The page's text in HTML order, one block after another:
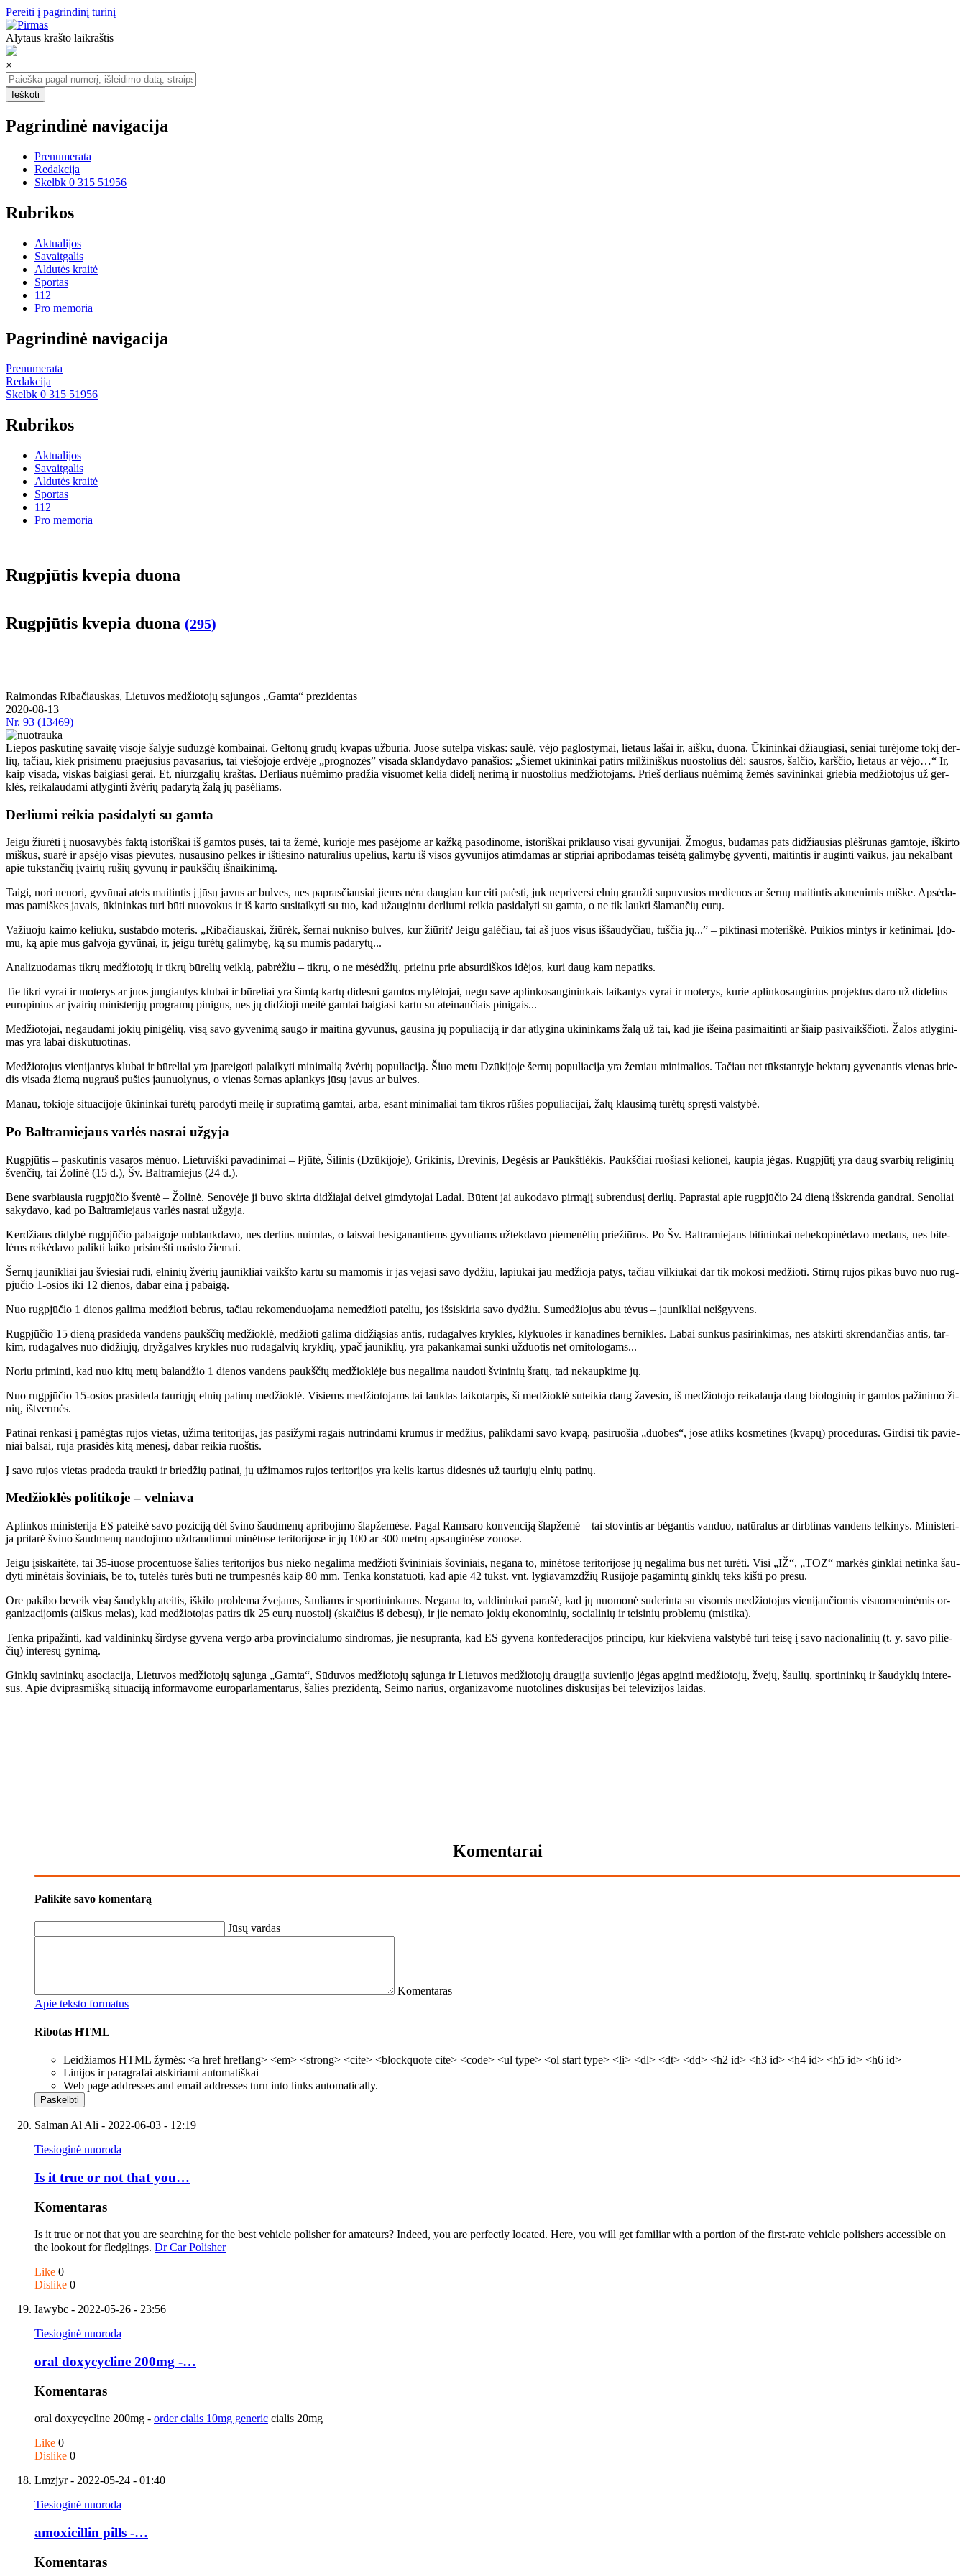
Pereiti į pagrindinį turinį
Alytaus krašto laikraštis
×
Pagrindinė navigacija
Prenumerata
Redakcija
Skelbk 0 315 51956
Rubrikos
Aktualijos
Savaitgalis
Aldutės kraitė
Sportas
112
Pro memoria
Pagrindinė navigacija
Prenumerata
Redakcija
Skelbk 0 315 51956
Rubrikos
Aktualijos
Savaitgalis
Aldutės kraitė
Sportas
112
Pro memoria
Rug­pjū­tis kve­pia duo­na
Rug­pjū­tis kve­pia duo­na (295)
Rai­mon­das Ri­ba­čiaus­kas, Lie­tu­vos me­džio­to­jų są­jun­gos „Gam­ta“ pre­zi­den­tas
2020-08-13
Nr. 93 (13469)
Lie­pos pas­ku­ti­nę sa­vai­tę vi­so­je ša­ly­je su­dūz­gė kom­bai­nai. Gel­to­nų grū­dų kva­pas už­bu­ria. Juo­se su­tel­pa vis­kas: sau­lė, vė­jo pa­glos­ty­mai, lie­taus la­šai ir, aiš­ku, duo­na. Ūki­nin­kai džiau­gia­si, se­niai tu­rė­jo­me to­kį der­
lių, ta­čiau, kiek pri­si­me­nu pra­ėju­sius pa­va­sa­rius, tai vie­šo­jo­je erd­vė­je „prog­no­zės” vi­sa­da sklan­dy­da­vo pa­na­šios: „Šie­met ūki­nin­kai pa­tirs mil­ži­niš­kus nuos­to­lius dėl: saus­ros, šal­čio, karš­čio, lie­taus ar vė­jo…“ Ir,
kaip vi­sa­da, vis­kas bai­gia­si ge­rai. Et, niurz­ga­lių kraš­tas. Der­liaus nu­ė­mi­mo pra­džia vi­suo­met ke­lia di­de­lį ne­ri­mą ir nuos­to­lius me­džio­to­jams. Prieš der­liaus nu­ė­mi­mą že­mės sa­vi­nin­kai grie­bia me­džio­to­jus už ger­
klės, rei­ka­lau­da­mi at­ly­gin­ti žvė­rių pa­da­ry­tą ža­lą jų pa­sė­liams.
Derliu­mi rei­kia pa­si­da­ly­ti su gam­ta
Jei­gu žiū­rė­ti į nuo­sa­vy­bės fak­tą is­to­riš­kai iš gam­tos pu­sės, tai ta že­mė, ku­rio­je mes pa­sė­jo­me ar kaž­ką pa­so­di­no­me, is­to­riš­kai pri­klau­so vi­sai gy­vū­ni­jai. Žmo­gus, bū­da­mas pats di­džiau­sias plėš­rū­nas gam­to­je, iš­kir­to
miš­kus, su­arė ir ap­sė­jo vi­sas pie­vu­tes, nu­sau­si­no pel­kes ir iš­tie­si­no na­tū­ra­lius upe­lius, kar­tu iš vi­sos gy­vū­ni­jos at­im­da­mas ar stip­riai ap­ri­bo­da­mas tei­sė­tą ga­li­my­bę gy­ven­ti, mai­tin­tis ir au­gin­ti vai­kus, jau ne­kal­bant
apie tūks­tan­čių įvai­rių rū­šių gy­vū­nų ir paukš­čių iš­nai­ki­ni­mą.
Tai­gi, no­ri ne­no­ri, gy­vū­nai at­eis mai­tin­tis į jū­sų ja­vus ar bul­ves, nes pa­pras­čiau­siai jiems nė­ra dau­giau kur ei­ti pa­ės­ti, juk ne­pri­ver­si el­nių grauž­ti su­pu­vu­sios me­die­nos ar šer­nų mai­tin­tis ak­me­ni­mis miš­ke. Ap­sė­da­
mas pa­miš­kes ja­vais, ūki­nin­kas tu­ri bū­ti nuo­vo­kus ir iš kar­to su­si­tai­ky­ti su tuo, kad už­au­gin­tu der­liu­mi rei­kia pa­si­da­ly­ti su gam­ta, o ne tik lauk­ti šla­man­čių eu­rų.
Va­žiuo­ju kai­mo ke­liu­ku, su­stab­do mo­te­ris. „Ri­ba­čiaus­kai, žiū­rėk, šer­nai nu­kni­so bul­ves, kur žiū­rit? Jei­gu ga­lė­čiau, tai aš juos vi­sus iš­šau­dy­čiau, tuš­čia jų...” – pik­ti­na­si mo­te­riš­kė. Pui­kios min­tys ir ke­ti­ni­mai. Įdo­
mu, ką apie mus gal­vo­ja gy­vū­nai, ir, jei­gu tu­rė­tų ga­li­my­bę, ką su mu­mis pa­da­ry­tų...
Ana­li­zuo­da­mas tik­rų me­džio­to­jų ir tik­rų bū­re­lių veik­lą, pa­brė­žiu – tik­rų, o ne mė­sė­džių, pri­ei­nu prie ab­sur­diš­kos idė­jos, ku­ri daug kam ne­pa­tiks.
Tie tik­ri vy­rai ir mo­te­rys ar juos jun­gian­tys klu­bai ir bū­re­liai yra šim­tą kar­tų di­des­ni gam­tos my­lė­to­jai, ne­gu sa­ve ap­lin­ko­sau­gi­nin­kais lai­kan­tys vy­rai ir mo­te­rys, ku­rie ap­lin­ko­sau­gi­nius pro­jek­tus da­ro už di­de­lius
eu­ro­pi­nius ar įvai­rių mi­nis­te­ri­jų pro­gra­mų pi­ni­gus, nes jų di­džio­ji mei­lė gam­tai bai­gia­si kar­tu su at­ei­nan­čiais pi­ni­gais...
Me­džio­to­jai, ne­gau­da­mi jo­kių pi­ni­gė­lių, vi­są sa­vo gy­ve­ni­mą sau­go ir mai­ti­na gy­vū­nus, gau­si­na jų po­pu­lia­ci­ją ir dar at­ly­gi­na ūki­nin­kams ža­lą už tai, kad jie iš­ei­na pa­si­mai­tin­ti ar šiaip pa­si­vaikš­čio­ti. Ža­los at­ly­gi­ni­
mas yra la­bai dis­ku­tuo­ti­nas.
Me­džio­to­jus vie­ni­jan­tys klu­bai ir bū­re­liai yra įpa­rei­go­ti pa­lai­ky­ti mi­ni­ma­lią žvė­rių po­pu­lia­ci­ją. Šiuo me­tu Dzū­ki­jo­je šer­nų po­pu­lia­ci­ja yra že­miau mi­ni­ma­lios. Ta­čiau net tūks­tan­ty­je hek­ta­rų gy­ve­nan­tis vie­nas brie­
dis vi­sa­da žie­mą nu­grauš pu­šies jau­nuo­ly­nus, o vie­nas šer­nas ap­lan­kys jū­sų ja­vus ar bul­ves.
Ma­nau, to­kio­je si­tu­a­ci­jo­je ūki­nin­kai tu­rė­tų pa­ro­dy­ti mei­lę ir su­pra­ti­mą gam­tai, ar­ba, esant mi­ni­ma­liai tam tik­ros rū­šies po­pu­lia­ci­jai, ža­lų klau­si­mą tu­rė­tų spręs­ti vals­ty­bė.
Po Bal­tra­mie­jaus var­lės nas­rai už­gy­ja
Rug­pjū­tis – pas­ku­ti­nis va­sa­ros mė­nuo. Lie­tu­viš­ki pa­va­di­ni­mai – Pjū­tė, Ši­li­nis (Dzū­ki­jo­je), Gri­ki­nis, Dre­vi­nis, De­gė­sis ar Paukšt­lė­kis. Paukš­čiai ruo­šia­si ke­lio­nei, kau­pia jė­gas. Rug­pjū­tį yra daug svar­bių re­li­gi­nių
šven­čių, tai Žo­li­nė (15 d.), Šv. Bal­tra­mie­jus (24 d.).
Be­ne svar­biau­sia rug­pjū­čio šven­tė – Žo­li­nė. Se­no­vė­je ji bu­vo skir­ta di­džia­jai dei­vei gim­dy­to­jai La­dai. Bū­tent jai au­ko­da­vo pir­mą­jį su­bren­du­sį der­lių. Pa­pras­tai apie rug­pjū­čio 24 die­ną iš­skren­da gan­drai. Se­no­liai
sa­ky­da­vo, kad po Bal­tra­mie­jaus var­lės nas­rai už­gy­ja.
Ker­džiaus di­dy­bė rug­pjū­čio pa­bai­go­je nu­blank­da­vo, nes der­lius nuim­tas, o lais­vai be­si­ga­nan­tiems gy­vu­liams už­tek­da­vo pie­me­nė­lių prie­žiū­ros. Po Šv. Bal­tra­mie­jaus bi­ti­nin­kai ne­be­ko­pi­nė­da­vo me­daus, nes bi­te­
lėms rei­kė­da­vo pa­lik­ti lai­ko pri­si­neš­ti mais­to žie­mai.
Šer­nų jau­nik­liai jau švie­siai ru­di, el­ni­nių žvė­rių jau­nik­liai vaikš­to kar­tu su ma­mo­mis ir jas ve­ja­si sa­vo dy­džiu, la­piu­kai jau me­džio­ja pa­tys, ta­čiau vil­kiu­kai dar tik mo­ko­si me­džio­ti. Stir­nų ru­jos pi­kas bu­vo nuo rug­
pjū­čio 1-osios iki 12 die­nos, da­bar ei­na į pa­bai­gą.
Nuo rug­pjū­čio 1 die­nos ga­li­ma me­džio­ti beb­rus, ta­čiau re­ko­men­duo­ja­ma ne­me­džio­ti pa­te­lių, jos iš­si­ski­ria sa­vo dy­džiu. Su­me­džio­jus abu tė­vus – jau­nik­liai ne­iš­gy­vens.
Rug­pjū­čio 15 die­ną pra­si­de­da van­dens paukš­čių me­džiok­lė, me­džio­ti ga­li­ma di­dži­ą­sias an­tis, ru­da­gal­ves kryk­les, kly­kuo­les ir ka­na­di­nes ber­nik­les. La­bai sun­kus pa­si­rin­ki­mas, nes at­skir­ti skren­dan­čias an­tis, tar­
kim, ru­da­gal­ves nuo di­džių­jų, dryž­gal­ves kryk­les nuo ru­da­gal­vių kryk­lių, ypač jau­nik­lių, yra pa­kan­ka­mai sun­ki už­duo­tis net or­ni­to­lo­gams...
No­riu pri­min­ti, kad nuo ki­tų me­tų ba­lan­džio 1 die­nos van­dens paukš­čių me­džiok­lė­je bus ne­ga­li­ma nau­do­ti švi­ni­nių šra­tų, tad ne­kaup­ki­me jų.
Nuo rug­pjū­čio 15-osios pra­si­de­da tau­rių­jų el­nių pa­ti­nų me­džiok­lė. Vi­siems me­džio­to­jams tai lauk­tas lai­ko­tar­pis, ši me­džiok­lė su­tei­kia daug ža­ve­sio, iš me­džio­to­jo rei­ka­lau­ja daug bio­lo­gi­nių ir gam­tos pa­ži­ni­mo ži­
nių, iš­tver­mės.
Pa­ti­nai ren­ka­si į pa­mėg­tas ru­jos vie­tas, už­ima te­ri­to­ri­jas, jas pa­si­žy­mi ra­gais nu­trin­da­mi krū­mus ir me­džius, pa­lik­da­mi sa­vo kva­pą, pa­si­ruo­šia „duo­bes“, jo­se at­liks kos­me­ti­nes (kva­pų) pro­ce­dū­ras. Gir­di­si tik pa­vie­
niai bal­sai, ru­ja pra­si­dės ki­tą mė­ne­sį, da­bar rei­kia ruoš­tis.
Į sa­vo ru­jos vie­tas pra­de­da trauk­ti ir brie­džių pa­ti­nai, jų už­ima­mos ru­jos te­ri­to­ri­jos yra ke­lis kar­tus di­des­nės už tau­rių­jų el­nių pa­ti­nų.
Me­džiok­lės po­li­ti­ko­je – vel­nia­va
Ap­lin­kos mi­nis­te­ri­ja ES pa­tei­kė sa­vo po­zi­ci­ją dėl švi­no šaud­me­nų ap­ri­bo­ji­mo šlap­že­mė­se. Pa­gal Ram­sa­ro kon­ven­ci­ją šlap­že­mė – tai sto­vin­tis ar bė­gan­tis van­duo, na­tū­ra­lus ar dirb­ti­nas van­dens tel­ki­nys. Mi­nis­te­ri­
ja pri­ta­rė švi­no šaud­me­nų nau­do­ji­mo už­drau­di­mui mi­nė­to­se te­ri­to­ri­jo­se ir jų 100 ar 300 met­rų ap­sau­gi­nė­se zo­no­se.
Jei­gu įsi­skai­tė­te, tai 35-iuo­se pro­cen­tuo­se ša­lies te­ri­to­ri­jos bus nie­ko ne­ga­li­ma me­džio­ti švi­ni­niais šo­vi­niais, ne­ga­na to, mi­nė­to­se te­ri­to­ri­jo­se jų ne­ga­li­ma bus net tu­rė­ti. Vi­si „IŽ“, „TOZ“ mar­kės gin­klai ne­tin­ka šau­
dy­ti mi­nė­tais šo­vi­niais, be to, tū­te­lės tu­rės bū­ti ne trum­pes­nės kaip 80 mm. Ten­ka kon­sta­tuo­ti, kad apie 42 tūkst. vnt. ly­gia­vamz­džių Ru­si­jo­je pa­ga­min­tų gin­klų teks kiš­ti po pre­su.
Ore pa­ki­bo be­veik vi­sų šau­dyk­lų at­ei­tis, iš­ki­lo pro­ble­ma žve­jams, šau­liams ir spor­ti­nin­kams. Ne­ga­na to, val­di­nin­kai pa­ra­šė, kad jų nuo­mo­nė su­de­rin­ta su vi­so­mis me­džio­to­jus vie­ni­jan­čio­mis vi­suo­me­ni­nė­mis or­
ga­ni­za­ci­jo­mis (aiš­kus me­las), kad me­džio­to­jas pa­tirs tik 25 eu­rų nuos­to­lį (skai­čius iš de­be­sų), ir jie ne­ma­to jo­kių eko­no­mi­nių, so­cia­li­nių ir tei­si­nių pro­ble­mų (mis­ti­ka).
Ten­ka pri­pa­žin­ti, kad val­di­nin­kų šir­dy­se gy­ve­na ver­go ar­ba pro­vin­cia­lu­mo sin­dro­mas, jie ne­su­pran­ta, kad ES gy­ve­na kon­fe­de­ra­ci­jos prin­ci­pu, kur kiek­vie­na vals­ty­bė tu­ri tei­sę į sa­vo na­cio­na­li­nių (t. y. sa­vo pi­lie­
čių) in­te­re­sų gy­ni­mą.
Gin­klų sa­vi­nin­kų aso­cia­ci­ja, Lie­tu­vos me­džio­to­jų są­jun­ga „Gam­ta“, Sū­du­vos me­džio­to­jų są­jun­ga ir Lie­tu­vos me­džio­to­jų drau­gi­ja su­vie­ni­jo jė­gas ap­gin­ti me­džio­to­jų, žve­jų, šau­lių, spor­ti­nin­kų ir šau­dyk­lų in­te­re­
sus. Apie dvi­pras­miš­ką si­tu­a­ci­ją in­for­ma­vo­me eu­ro­par­la­men­ta­rus, ša­lies pre­zi­den­tą, Sei­mo na­rius, or­ga­ni­za­vo­me nuo­to­li­nes dis­ku­si­jas bei te­le­vi­zi­jos lai­das.
Komentarai
Palikite savo komentarą
Jūsų vardas
Komentaras
Apie teksto formatus
Ribotas HTML
Leidžiamos HTML žymės: <a href hreflang> <em> <strong> <cite> <blockquote cite> <code> <ul type> <ol start type> <li> <dl> <dt> <dd> <h2 id> <h3 id> <h4 id> <h5 id> <h6 id>
Linijos ir paragrafai atskiriami automatiškai
Web page addresses and email addresses turn into links automatically.
Salman Al Ali - 2022-06-03 - 12:19
Tiesioginė nuoroda
Is it true or not that you…
Komentaras
Is it true or not that you are searching for the best vehicle polisher for amateurs? Indeed, you are perfectly located. Here, you will get familiar with a portion of the first-rate vehicle polishers accessible on
the lookout for fledglings. Dr Car Polisher
Like 0
Dislike 0
Iawybc - 2022-05-26 - 23:56
Tiesioginė nuoroda
oral doxycycline 200mg -…
Komentaras
oral doxycycline 200mg - order cialis 10mg generic cialis 20mg
Like 0
Dislike 0
Lmzjyr- 2022-05-24 - 01:40
Tiesioginė nuoroda
amoxicillin pills -…
Komentaras